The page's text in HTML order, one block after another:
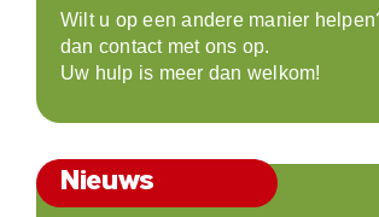
Wilt u op een andere manier
dan contact met ons op.
Uw hulp is meer dan welkom!
Nieuws